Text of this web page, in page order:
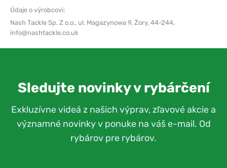
Údaje o výrobcovi:
Nash Tackle Sp. Z o.o., ul. Magazynowa 9, Żory, 44-244,
info@nashtackle.co.uk
Sledujte novinky v rybárčení
Exkluzívne videá z našich výprav, zľavové akcie a
významné novinky v ponuke na váš e-mail. Od
rybárov pre rybárov.